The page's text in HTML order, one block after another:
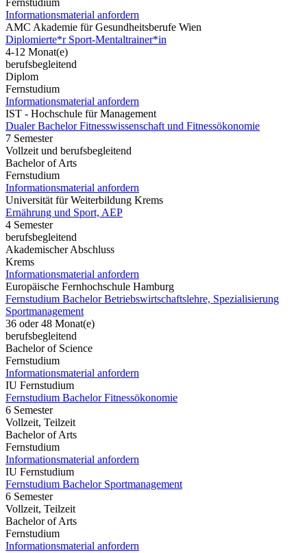
Informationsmaterial anfordern
AMC Akademie für Gesundheitsberufe Wien
Diplomierte*r Sport-Mentaltrainer*in
4-12 Monat(e)
berufsbegleitend
Diplom
Fernstudium
Informationsmaterial anfordern
IST - Hochschule für Management
Dualer Bachelor Fitnesswissenschaft und Fitnessökonomie
7 Semester
Vollzeit und berufsbegleitend
Bachelor of Arts
Fernstudium
Informationsmaterial anfordern
Universität für Weiterbildung Krems
Ernährung und Sport, AEP
4 Semester
berufsbegleitend
Akademischer Abschluss
Krems
Informationsmaterial anfordern
Europäische Fernhochschule Hamburg
Fernstudium Bachelor Betriebswirtschaftslehre, Spezialisierung
Sportmanagement
36 oder 48 Monat(e)
berufsbegleitend
Bachelor of Science
Fernstudium
Informationsmaterial anfordern
IU Fernstudium
Fernstudium Bachelor Fitnessökonomie
6 Semester
Vollzeit, Teilzeit
Bachelor of Arts
Fernstudium
Informationsmaterial anfordern
IU Fernstudium
Fernstudium Bachelor Sportmanagement
6 Semester
Vollzeit, Teilzeit
Bachelor of Arts
Fernstudium
Informationsmaterial anfordern